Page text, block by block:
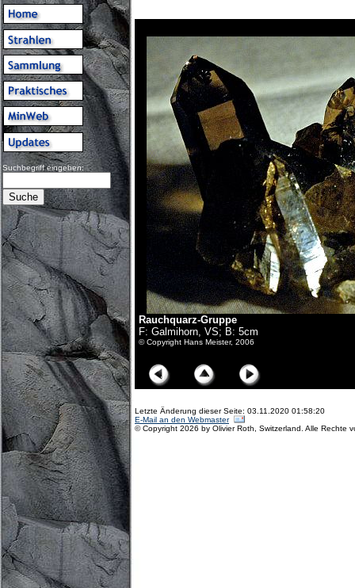
Suchbegriff eingeben:
Rauchquarz-Gruppe
F: Galmihorn, VS; B: 5cm
© Copyright Hans Meister, 2006
Letzte Änderung dieser Seite: 03.11.2020 01:58:20
E-Mail an den Webmaster
© Copyright 2026 by Olivier Roth, Switzerland. Alle Rechte